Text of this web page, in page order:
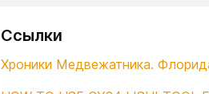
Ссылки
Хроники Медвежатника.